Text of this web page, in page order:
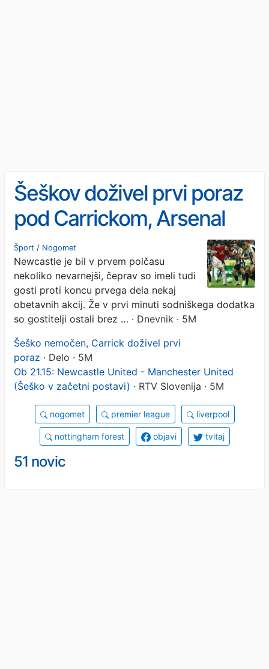
Šeškov doživel prvi poraz
pod Carrickom, Arsenal
povečal prednost
Šport / Nogomet
Newcastle je bil v prvem polčasu
nekoliko nevarnejši, čeprav so imeli tudi
gosti proti koncu prvega dela nekaj
obetavnih akcij. Že v prvi minuti sodniškega dodatka
so gostitelji ostali brez … · Dnevnik · 5M
Šeško nemočen, Carrick doživel prvi
poraz · Delo · 5M
Ob 21.15: Newcastle United - Manchester United
(Šeško v začetni postavi) · RTV Slovenija · 5M
nogomet premier league liverpool
nottingham forest objavi tvitaj
51 novic